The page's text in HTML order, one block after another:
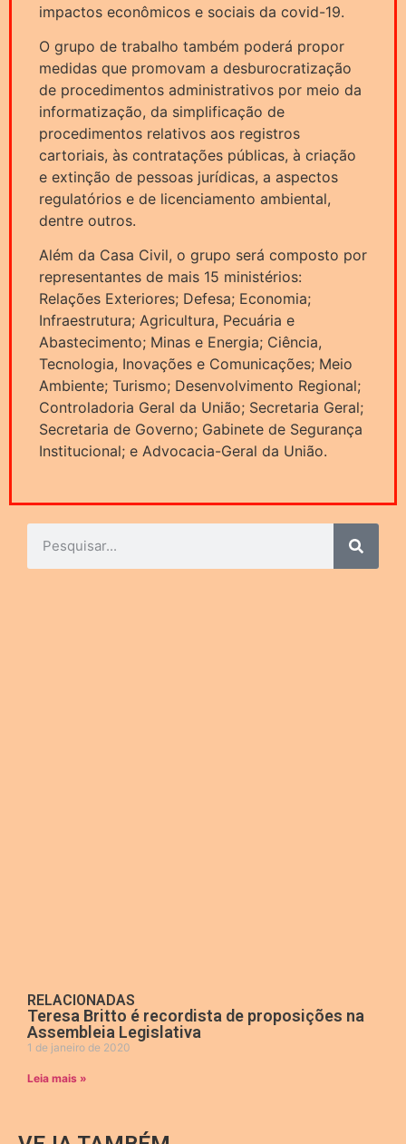
impactos econômicos e sociais da covid-19.
O grupo de trabalho também poderá propor
medidas que promovam a desburocratização
de procedimentos administrativos por meio da
informatização, da simplificação de
procedimentos relativos aos registros
cartoriais, às contratações públicas, à criação
e extinção de pessoas jurídicas, a aspectos
regulatórios e de licenciamento ambiental,
dentre outros.
Além da Casa Civil, o grupo será composto por
representantes de mais 15 ministérios:
Relações Exteriores; Defesa; Economia;
Infraestrutura; Agricultura, Pecuária e
Abastecimento; Minas e Energia; Ciência,
Tecnologia, Inovações e Comunicações; Meio
Ambiente; Turismo; Desenvolvimento Regional;
Controladoria Geral da União; Secretaria Geral;
Secretaria de Governo; Gabinete de Segurança
Institucional; e Advocacia-Geral da União.
RELACIONADAS
Teresa Britto é recordista de proposições na
Assembleia Legislativa
1 de janeiro de 2020
Leia mais »